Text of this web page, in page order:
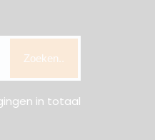
Zoeken..
in totaal